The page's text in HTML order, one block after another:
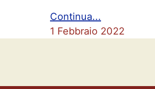
Continua...
1 Febbraio 2022